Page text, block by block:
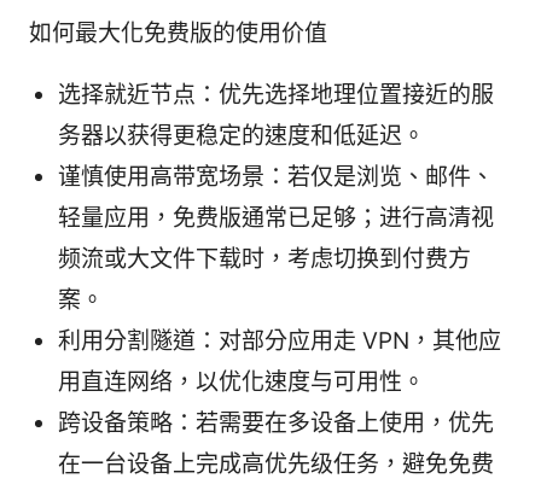
如何最大化免费版的使用价值
选择就近节点：优先选择地理位置接近的服
务器以获得更稳定的速度和低延迟。
谨慎使用高带宽场景：若仅是浏览、邮件、
轻量应用，免费版通常已足够；进行高清视
频流或大文件下载时，考虑切换到付费方
案。
利用分割隧道：对部分应用走 VPN，其他应
用直连网络，以优化速度与可用性。
跨设备策略：若需要在多设备上使用，优先
在一台设备上完成高优先级任务，避免免费